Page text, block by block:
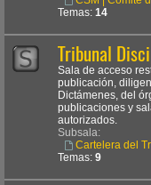
Temas: 14
Tribunal
Sala de acceso
publicación,
Dictámenes, del
publicaciones y
autorizados.
Subsala:
Cartelera del
Temas: 9